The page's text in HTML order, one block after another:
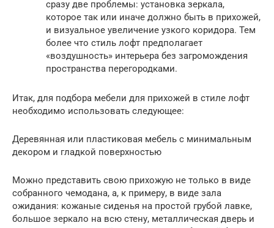
сразу две проблемы: установка зеркала,
которое так или иначе должно быть в прихожей,
и визуальное увеличение узкого коридора. Тем
более что стиль лофт предполагает
«воздушность» интерьера без загромождения
пространства перегородками.
Итак, для подбора мебели для прихожей в стиле лофт
необходимо использовать следующее:
Деревянная или пластиковая мебель с минимальным
декором и гладкой поверхностью
Можно представить свою прихожую не только в виде
собранного чемодана, а, к примеру, в виде зала
ожидания: кожаные сиденья на простой грубой лавке,
большое зеркало на всю стену, металлическая дверь и